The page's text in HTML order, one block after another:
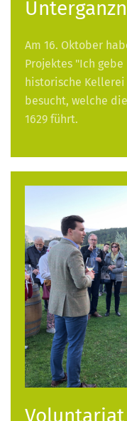
Am 16. Oktober
Projektes "Ich
historische
besucht, welche
1629 führt.